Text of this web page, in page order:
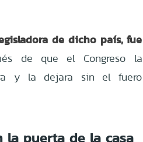
de dicho país, fue
de que el Congreso la
y la dejara sin el fuero
puerta de la casa